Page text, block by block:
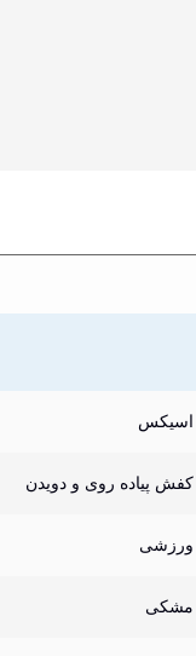
اسیکس
کفش پیاده روی و دویدن
ورزشی
مشکی